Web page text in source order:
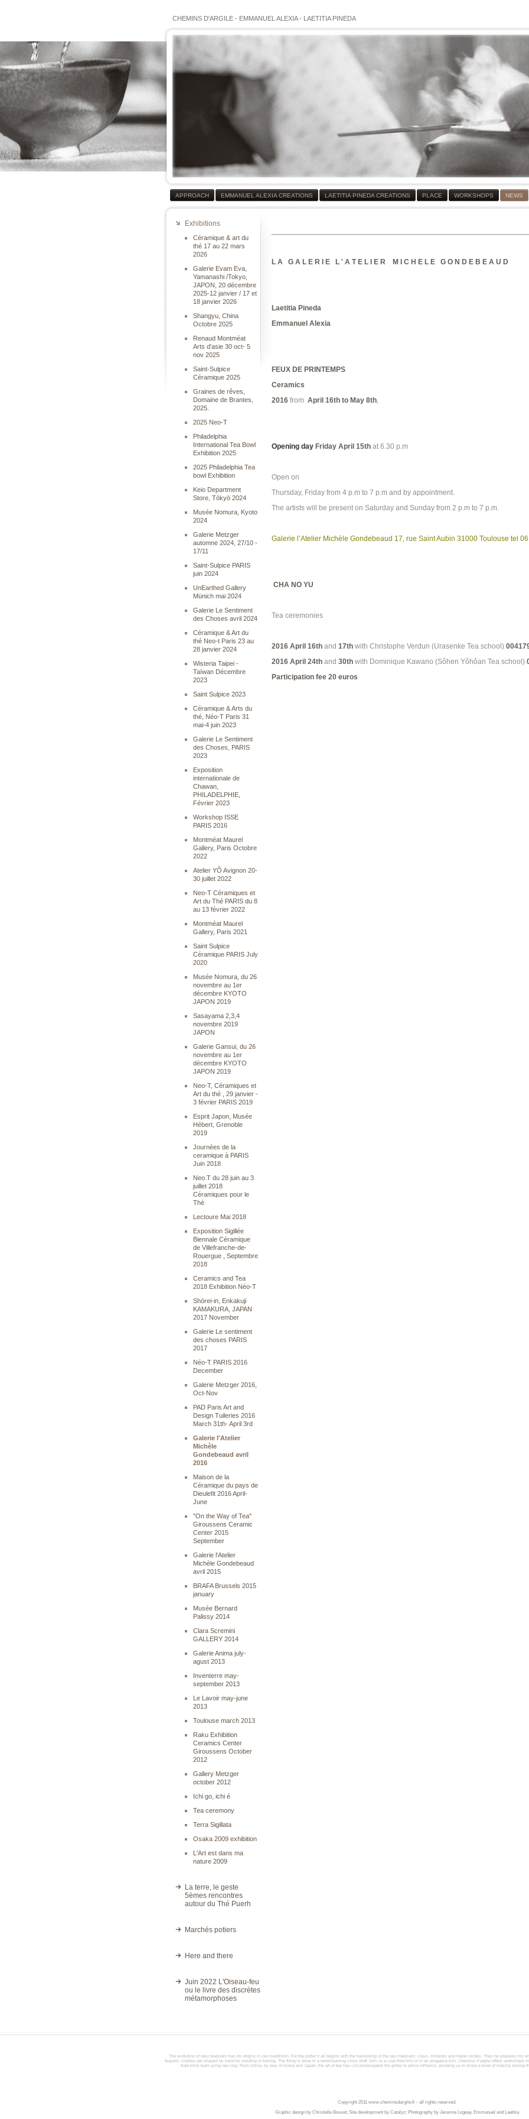
CHEMINS D'ARGILE - EMMANUEL ALEXIA- LAETITIA PINEDA
APPROACH EMMANUEL ALEXIA CREATIONS LAETITIA PINEDA CREATIONS PLACE WORKSHOPS NEWS
Exhibitions
Céramique & art du
thé 17 au 22 mars
2026
Galerie Evam Eva,
Yamanashi /Tokyo,
JAPON, 20 décembre
2025-12 janvier / 17 et
18 janvier 2026
Shangyu, China
Octobre 2025
Renaud Montméat
Arts d'asie 30 oct- 5
nov 2025
Saint-Sulpice
Céramique 2025
Graines de rêves,
Domaine de Brantes,
2025.
2025 Neo-T
Philadelphia
International Tea Bowl
Exhibition 2025
2025 Philadelphia Tea
bowl Exhibition
Keio Department
Store, Tōkyō 2024
Musée Nomura, Kyoto
2024
Galerie Metzger
automne 2024, 27/10 -
17/11
Saint-Sulpice PARIS
juin 2024
UnEarthed Gallery
Münich mai 2024
Galerie Le Sentiment
des Choses avril 2024
Céramique & Art du
thé Neo-t Paris 23 au
28 janvier 2024
Wisteria Taipei -
Taïwan Décembre
2023
Saint Sulpice 2023
Céramique & Arts du
thé, Néo-T Paris 31
mai-4 juin 2023
Galerie Le Sentiment
des Choses, PARIS
2023
Exposition
internationale de
Chawan,
PHILADELPHIE,
Février 2023
Workshop ISSE
PARIS 2016
Montméat Maurel
Gallery, Paris Octobre
2022
Atelier YÔ Avignon 20-
30 juillet 2022
Neo-T Céramiques et
Art du Thé PARIS du 8
au 13 février 2022
Montméat Maurel
Gallery, Paris 2021
Saint Sulpice
Céramique PARIS July
2020
Musée Nomura, du 26
novembre au 1er
décembre KYOTO
JAPON 2019
Sasayama 2,3,4
novembre 2019
JAPON
Galerie Gansui, du 26
novembre au 1er
décembre KYOTO
JAPON 2019
Neo-T, Céramiques et
Art du thé , 29 janvier -
3 février PARIS 2019
Esprit Japon, Musée
Hébert, Grenoble
2019
Journées de la
ceramique à PARIS
Juin 2018
Neo.T du 28 juin au 3
juillet 2018
Céramiques pour le
Thé
Lectoure Mai 2018
Exposition Sigillée
Biennale Céramique
de Villefranche-de-
Rouergue , Septembre
2018
Ceramics and Tea
2018 Exhibition Néo-T
Shörei-in, Enkakuji
KAMAKURA, JAPAN
2017 November
Galerie Le sentiment
des choses PARIS
2017
Néo-T PARIS 2016
December
Galerie Metzger 2016,
Oct-Nov
PAD Paris Art and
Design Tuileries 2016
March 31th- April 3rd
Galerie l'Atelier
Michèle
Gondebeaud avril
2016
Maison de la
Céramique du pays de
Dieulefit 2016 April-
June
"On the Way of Tea"
Giroussens Ceramic
Center 2015
September
Galerie l'Atelier
Michèle Gondebeaud
avril 2015
BRAFA Brussels 2015
january
Musée Bernard
Palissy 2014
Clara Scremini
GALLERY 2014
Galerie Anima july-
agust 2013
Inventerre may-
september 2013
Le Lavoir may-june
2013
Toulouse march 2013
Raku Exhibition
Ceramics Center
Giroussens October
2012
Gallery Metzger
october 2012
Ichi go, ichi é
Tea ceremony
Terra Sigillata
Osaka 2009 exhibition
L'Art est dans ma
nature 2009
La terre, le geste
5èmes rencontres
autour du Thé Puerh
Marchés potiers
Here and there
Juin 2022 L'Oiseau-feu
ou le livre des discrètes
métamorphoses
L A G A L E R I E L ' A T E L I E R M I C H E L E G O N D E B E A U D
Laetitia Pineda
Emmanuel Alexia
FEUX DE PRINTEMPS
Ceramics
2016fromApril 16th to May 8th,
Opening dayFriday April 15that 6.30 p.m
Open on
Thursday, Friday from 4 p.m to 7 p.m and by appointment.
The artists will be present on Saturday and Sunday from 2 p.m to 7 p.m.
Galerie l’Atelier Michèle Gondebeaud 17, rue Saint Aubin 31000 Toulouse tel
CHA NO YU
Tea ceremonies
2016 April 16thand 17thwith Christophe Verdun (Urasenke Tea school)
2016 April 24thand 30thwith Dominique Kawano (Sôhen Yôhôan Tea school)
Participation fee 20 euros
The evolution of raku teabowls has its origins in zen buddhism. For the potter it all begins with the harvesting of the raw materials: clays, minerals and metal oxides. Then he prepares his
teapots, chaïres are shaped by hand by molding or turning. The firing is done in a wood-burning cross draft kiln, in a coal-fired kiln or in an anagama kiln. Chemins d’argile offers workshops
fired kilns built using raw clay. From China, by way of Korea and Japan, the art of tea has circumnavigated the globe to arrive inFrance, allowing us to share a bowl of matcha among
Copyright 2011 www.cheminsdargile.fr- all rights reserved.
Graphic design by Christelle Bouvet; Site development by Catalyz; Photography by Jeremie Logeay, Emmanuel and Laetitia